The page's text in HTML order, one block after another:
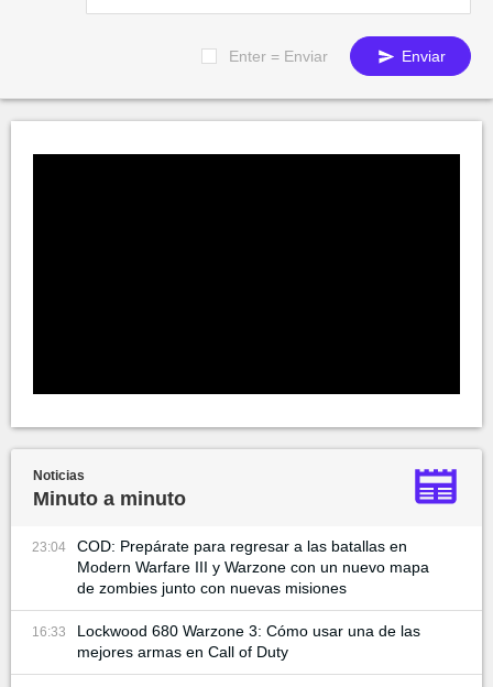
Enter = Enviar Enviar
Noticias
Minuto a minuto
23:04
COD: Prepárate para regresar a las batallas en
Modern Warfare III y Warzone con un nuevo mapa
de zombies junto con nuevas misiones
16:33
Lockwood 680 Warzone 3: Cómo usar una de las
mejores armas en Call of Duty